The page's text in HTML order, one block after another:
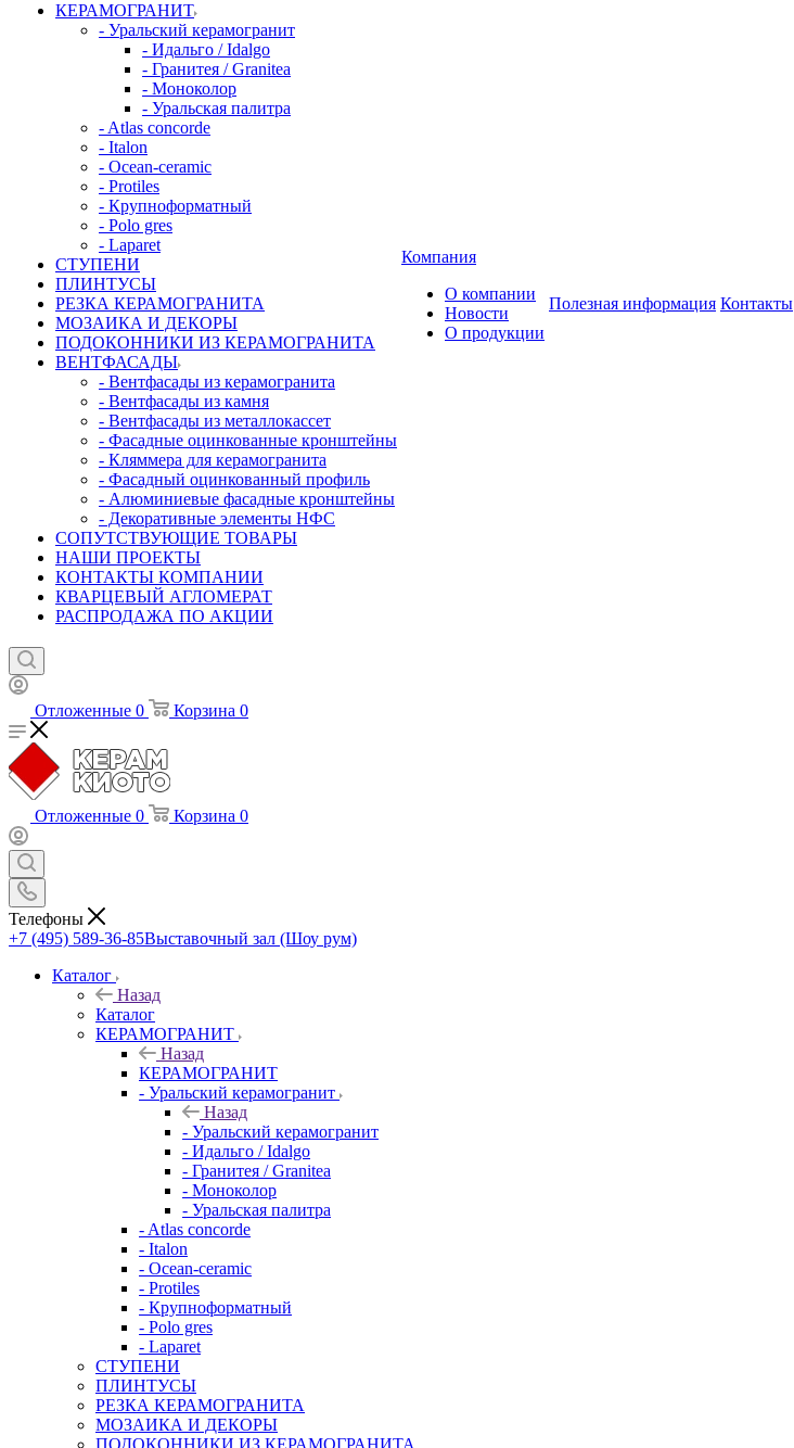
КЕРАМОГРАНИТ
- Уральский керамогранит
- Идальго / Idalgo
- Гранитея / Granitea
- Моноколор
- Уральская палитра
- Atlas concorde
- Italon
- Ocean-ceramic
- Protiles
- Крупноформатный
- Polo gres
- Laparet
СТУПЕНИ
ПЛИНТУСЫ
РЕЗКА КЕРАМОГРАНИТА
МОЗАИКА И ДЕКОРЫ
ПОДОКОННИКИ ИЗ КЕРАМОГРАНИТА
ВЕНТФАСАДЫ
- Вентфасады из керамогранита
- Вентфасады из камня
- Вентфасады из металлокассет
- Фасадные оцинкованные кронштейны
- Кляммера для керамогранита
- Фасадный оцинкованный профиль
- Алюминиевые фасадные кронштейны
- Декоративные элементы НФС
СОПУТСТВУЮЩИЕ ТОВАРЫ
НАШИ ПРОЕКТЫ
КОНТАКТЫ КОМПАНИИ
КВАРЦЕВЫЙ АГЛОМЕРАТ
РАСПРОДАЖА ПО АКЦИИ
Компания
О компании
Новости
О продукции
Полезная информация Контакты
Отложенные 0 Корзина 0
Отложенные 0 Корзина 0
Телефоны
+7 (495) 589-36-85Выставочный зал (Шоу рум)
Каталог
Назад
Каталог
КЕРАМОГРАНИТ
Назад
КЕРАМОГРАНИТ
- Уральский керамогранит
Назад
- Уральский керамогранит
- Идальго / Idalgo
- Гранитея / Granitea
- Моноколор
- Уральская палитра
- Atlas concorde
- Italon
- Ocean-ceramic
- Protiles
- Крупноформатный
- Polo gres
- Laparet
СТУПЕНИ
ПЛИНТУСЫ
РЕЗКА КЕРАМОГРАНИТА
МОЗАИКА И ДЕКОРЫ
ПОДОКОННИКИ ИЗ КЕРАМОГРАНИТА